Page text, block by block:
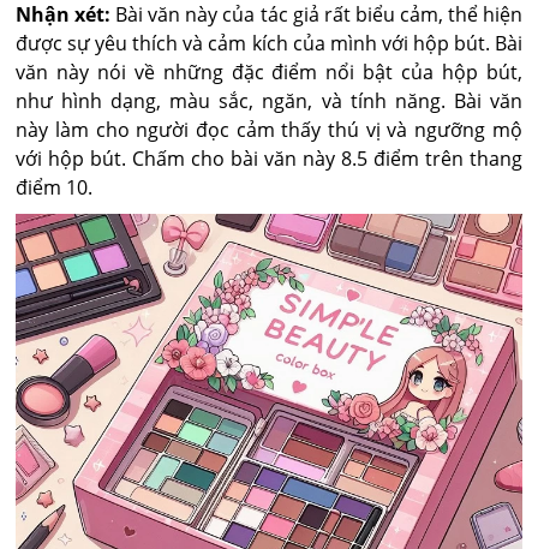
Nhận xét: Bài văn này của tác giả rất biểu cảm, thể hiện
được sự yêu thích và cảm kích của mình với hộp bút. Bài
văn này nói về những đặc điểm nổi bật của hộp bút,
như hình dạng, màu sắc, ngăn, và tính năng. Bài văn
này làm cho người đọc cảm thấy thú vị và ngưỡng mộ
với hộp bút. Chấm cho bài văn này 8.5 điểm trên thang
điểm 10.